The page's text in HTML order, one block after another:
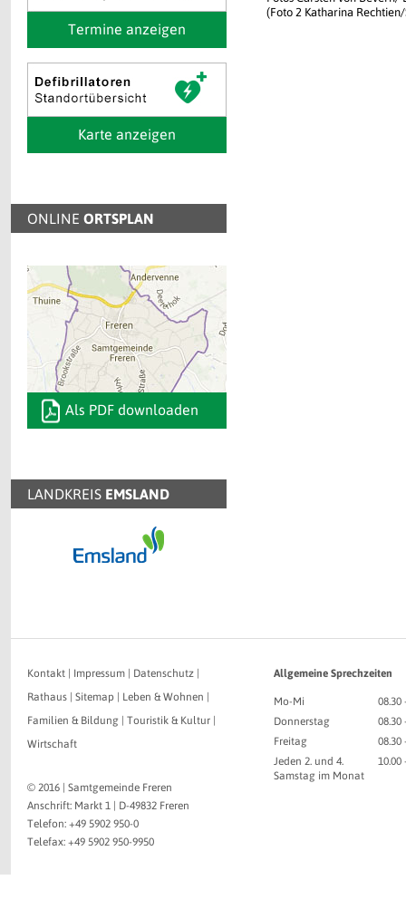
Termine anzeigen
Karte anzeigen
ONLINE ORTSPLAN
Als PDF downloaden
LANDKREIS EMSLAND
(Foto 2 Katharina
Kontakt Impressum Datenschutz
Rathaus
Sitemap Leben & Wohnen
Familien & Bildung
Touristik & Kultur
Wirtschaft
© 2016 | Samtgemeinde Freren
Anschrift: Markt 1 | D-49832 Freren
Telefon: +49 5902 950-0
Telefax: +49 5902 950-9950
Allgemeine Sprechzeiten
Mo-Mi
08.30
Donnerstag
08.30
Freitag
08.30
Jeden 2. und 4.
Samstag im Monat